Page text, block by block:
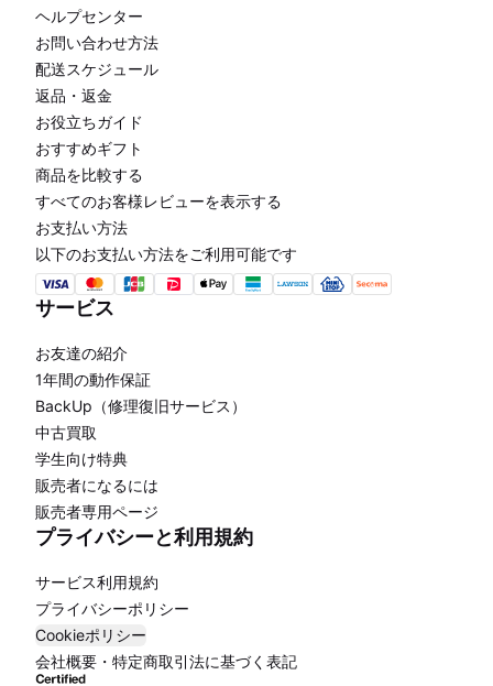
ヘルプセンター
お問い合わせ方法
配送スケジュール
返品・返金
お役立ちガイド
おすすめギフト
商品を比較する
すべてのお客様レビューを表示する
お支払い方法
以下のお支払い方法をご利用可能です
サービス
お友達の紹介
1年間の動作保証
BackUp（修理復旧サービス）
中古買取
学生向け特典
販売者になるには
販売者専用ページ
プライバシーと利用規約
サービス利用規約
プライバシーポリシー
Cookieポリシー
会社概要・特定商取引法に基づく表記